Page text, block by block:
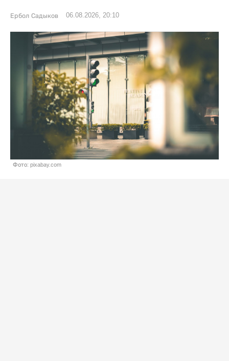
Ербол Садыков 06.08.2026, 20:10
Фото: pixabay.com